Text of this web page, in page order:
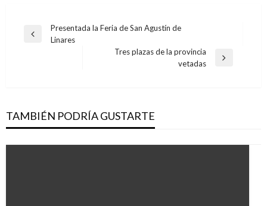
Navegación
Entrada
Presentada la Feria de San Agustín de
Linares
Tres plazas de la provincia
vetadas
TAMBIÉN PODRÍA GUSTARTE